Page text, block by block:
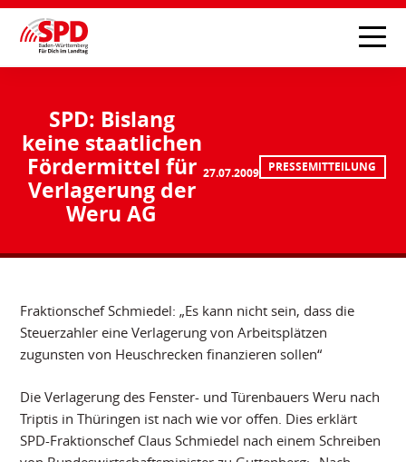
SPD: Bislang
keine staatlichen
Fördermittel für
Verlagerung der
Weru AG
27.07.2009 PRESSEMITTEILUNG
Fraktionschef Schmiedel: „Es kann nicht sein, dass die
Steuerzahler eine Verlagerung von Arbeitsplätzen
zugunsten von Heuschrecken finanzieren sollen“
Die Verlagerung des Fenster- und Türenbauers Weru nach
Triptis in Thüringen ist nach wie vor offen. Dies erklärt
SPD-Fraktionschef Claus Schmiedel nach einem Schreiben